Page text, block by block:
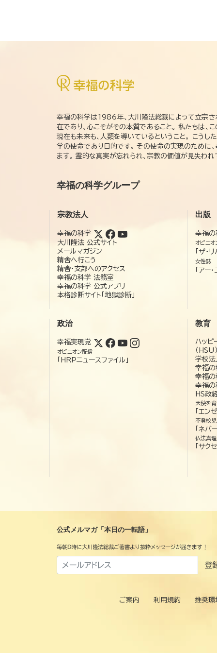
幸福の科学は1986年、大川隆法総裁によって立宗さ
在であり、心こそがその本質であること。 私たちは
現在も未来も、人類を導いているということ。 こう
学の使命であり目的です。 その使命の実現のために
ます。 霊的な真実が忘れられ、宗教の価値が見失わ
幸福の科学グループ
宗教法人
幸福の科学
大川隆法 公式サイト
メールマガジン
精舎へ行こう
精舎・支部へのアクセス
幸福の科学 法務室
幸福の科学 公式アプリ
本格診断サイト「地獄診断」
出版
幸福の
オピニオ
「ザ・
女性誌
「アー
政治
幸福実現党
オピニオン配信
「HRPニュースファイル」
教育
ハッピ
（HSU）
学校法
幸福の
幸福の
幸福
HS政
天使を
「エン
不登校
「ネバ
仏法真
「サク
公式メルマガ「本日の一転語」
毎朝8時に大川隆法総裁ご著書より抜粋メッセージが届きます！
登
ご案内 利用規約 推奨環